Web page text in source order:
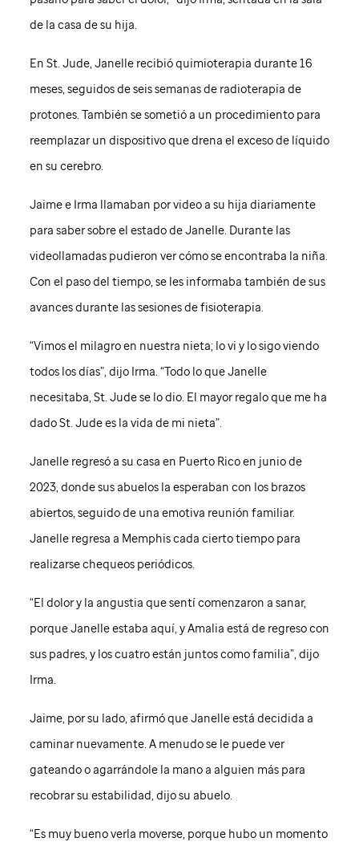
de la casa de su hija.
En St. Jude, Janelle recibió quimioterapia durante 16
meses, seguidos de seis semanas de radioterapia de
protones. También se sometió a un procedimiento para
reemplazar un dispositivo que drena el exceso de líquido
en su cerebro.
Jaime e Irma llamaban por video a su hija diariamente
para saber sobre el estado de Janelle. Durante las
videollamadas pudieron ver cómo se encontraba la niña.
Con el paso del tiempo, se les informaba también de sus
avances durante las sesiones de fisioterapia.
“Vimos el milagro en nuestra nieta; lo vi y lo sigo viendo
todos los días”, dijo Irma. “Todo lo que Janelle
necesitaba, St. Judese lo dio. El mayor regalo que me ha
dadoSt. Judees la vida de mi nieta”.
Janelle regresó a su casa en Puerto Rico en junio de
2023, donde sus abuelos la esperaban con los brazos
abiertos, seguido de una emotiva reunión familiar.
Janelle regresa a Memphis cada cierto tiempo para
realizarse chequeos periódicos.
“El dolor y la angustia que sentí comenzaron a sanar,
porque Janelle estaba aquí, y Amalia está de regreso con
sus padres, y los cuatro están juntos como familia”, dijo
Irma.
Jaime, por su lado, afirmó que Janelle está decidida a
caminar nuevamente. A menudo se le puede ver
gateando o agarrándole la mano a alguien más para
recobrar su estabilidad, dijo su abuelo.
“Es muy bueno verla moverse, porque hubo un momento